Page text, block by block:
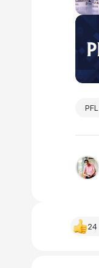
PFL
24